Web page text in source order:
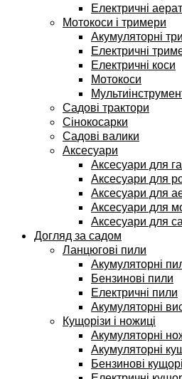
Електричні
Мотокоси і тримери
Акумуляторні
Електричні
Електричні коси
Мотокоси
Садові трактори
Сінокосарки
Садові валики
Аксесуари
Аксесуари для
Аксесуари для
Аксесуари для
Аксесуари для
Аксесуари для
Догляд за садом
Ланцюгові пили
Акумуляторні
Бензинові пили
Електричні пили
Акумуляторні
Кущорізи і ножиці
Акумуляторні
Акумуляторні
Бензинові